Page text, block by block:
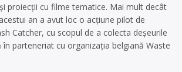
proiecții cu filme tematice. Mai mult decât
an a avut loc o acțiune pilot de
Catcher, cu scopul de a colecta deșeurile
parteneriat cu organizația belgiană Waste